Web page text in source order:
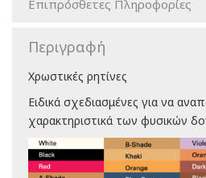
Επιπρόσθετες Πληροφορίες
Περιγραφή
Χρωστικές ρητίνες
Ειδικά σχεδιασμένες για να
χαρακτηριστικά των φυσικών